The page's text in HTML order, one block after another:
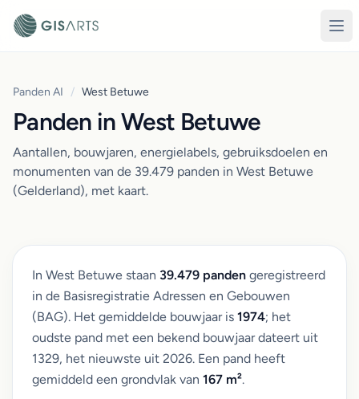
Panden AI / West Betuwe
Panden in West Betuwe
Aantallen, bouwjaren, energielabels, gebruiksdoelen en
monumenten van de 39.479 panden in West Betuwe
(Gelderland), met kaart.
In West Betuwe staan 39.479 panden geregistreerd
in de Basisregistratie Adressen en Gebouwen
(BAG). Het gemiddelde bouwjaar is 1974; het
oudste pand met een bekend bouwjaar dateert uit
1329, het nieuwste uit 2026. Een pand heeft
gemiddeld een grondvlak van 167 m².